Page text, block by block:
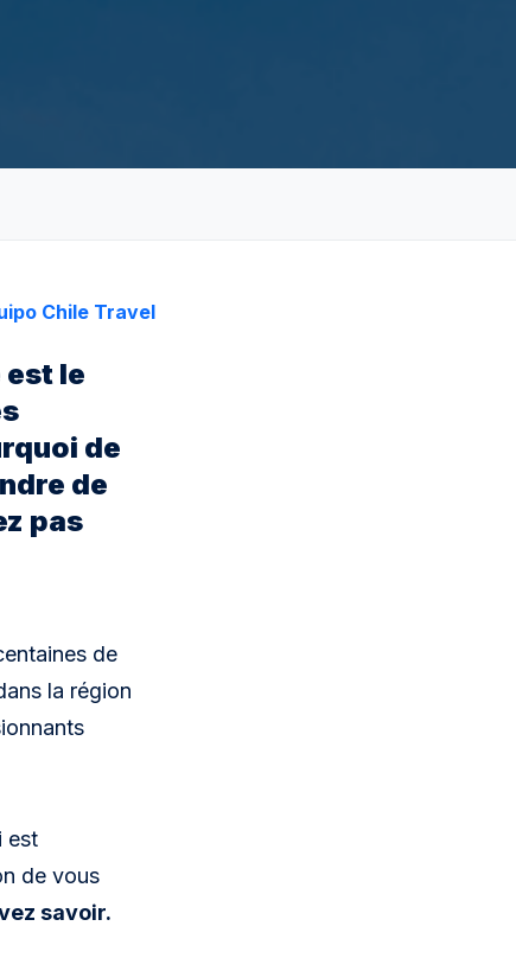
Chile Travel
le
de
de
pas
de
la région
est
de vous
savoir.